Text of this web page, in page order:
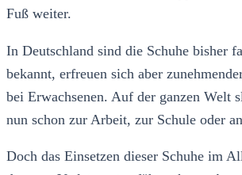
Fuß weiter.
In Deutschland sind die Schuhe bisher
bekannt, erfreuen sich aber
bei Erwachsenen. Auf der ganzen Welt
nun schon zur Arbeit, zur Schule oder
Doch das Einsetzen dieser Schuhe im